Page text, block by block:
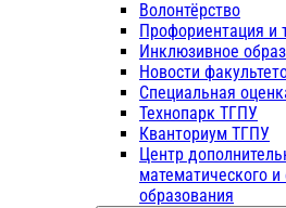
Волонтёрство
Профориентация и
Инклюзивное
Новости
Специальная
Технопарк ТГПУ
Кванториум ТГПУ
Центр
математического и
образования